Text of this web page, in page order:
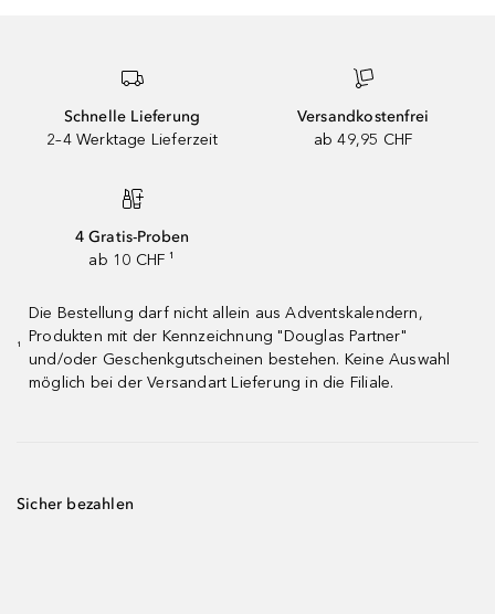
Schnelle Lieferung
2–4 Werktage Lieferzeit
Versandkostenfrei
ab 49,95 CHF
4 Gratis-Proben
ab 10 CHF ¹
¹
Die Bestellung darf nicht allein aus Adventskalendern,
Produkten mit der Kennzeichnung "Douglas Partner"
und/oder Geschenkgutscheinen bestehen. Keine Auswahl
möglich bei der Versandart Lieferung in die Filiale.
Sicher bezahlen